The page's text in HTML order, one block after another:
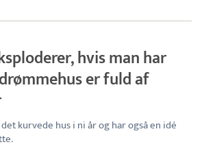
hvis man har
er fuld af
kurvede hus i ni år og har også en idé